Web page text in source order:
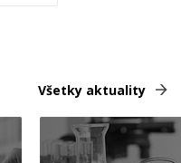
Všetky aktuality